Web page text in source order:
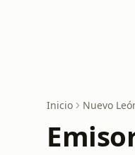
Inicio Nuevo